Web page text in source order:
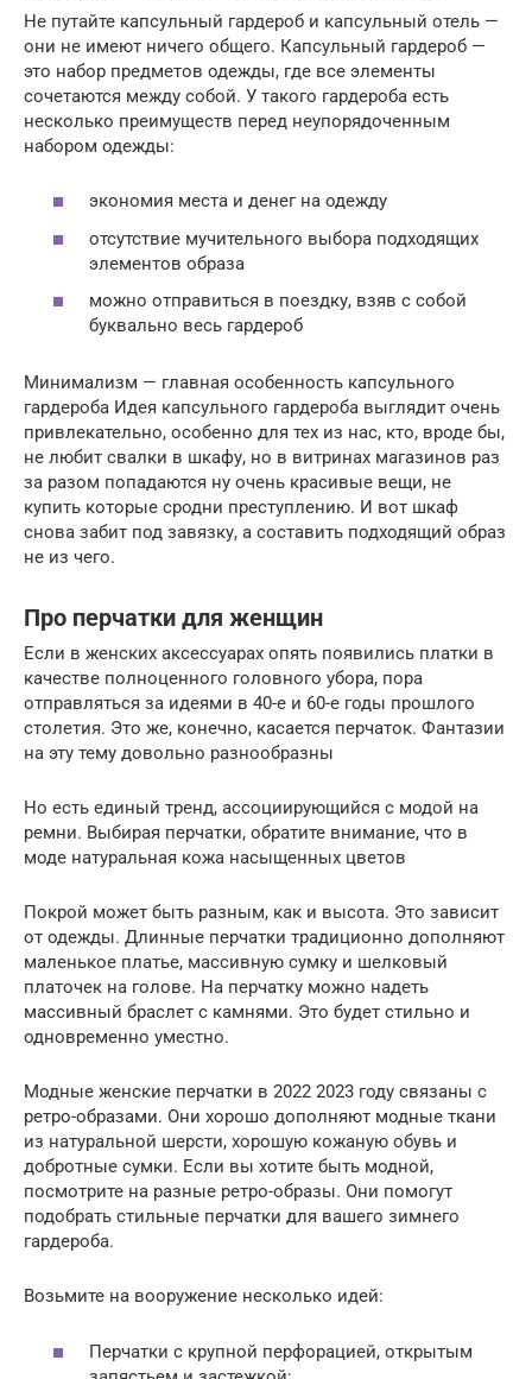
Не путайте капсульный гардероб и капсульный отель —
они не имеют ничего общего. Капсульный гардероб —
это набор предметов одежды, где все элементы
сочетаются между собой. У такого гардероба есть
несколько преимуществ перед неупорядоченным
набором одежды:
экономия места и денег на одежду
отсутствие мучительного выбора подходящих
элементов образа
можно отправиться в поездку, взяв с собой
буквально весь гардероб
Минимализм — главная особенность капсульного
гардероба Идея капсульного гардероба выглядит очень
привлекательно, особенно для тех из нас, кто, вроде бы,
не любит свалки в шкафу, но в витринах магазинов раз
за разом попадаются ну очень красивые вещи, не
купить которые сродни преступлению. И вот шкаф
снова забит под завязку, а составить подходящий образ
не из чего.
Про перчатки для женщин
Если в женских аксессуарах опять появились платки в
качестве полноценного головного убора, пора
отправляться за идеями в 40-е и 60-е годы прошлого
столетия. Это же, конечно, касается перчаток. Фантазии
на эту тему довольно разнообразны
Но есть единый тренд, ассоциирующийся с модой на
ремни. Выбирая перчатки, обратите внимание, что в
моде натуральная кожа насыщенных цветов
Покрой может быть разным, как и высота. Это зависит
от одежды. Длинные перчатки традиционно дополняют
маленькое платье, массивную сумку и шелковый
платочек на голове. На перчатку можно надеть
массивный браслет с камнями. Это будет стильно и
одновременно уместно.
Модные женские перчатки в 2022 2023 году связаны с
ретро-образами. Они хорошо дополняют модные ткани
из натуральной шерсти, хорошую кожаную обувь и
добротные сумки. Если вы хотите быть модной,
посмотрите на разные ретро-образы. Они помогут
подобрать стильные перчатки для вашего зимнего
гардероба.
Возьмите на вооружение несколько идей:
Перчатки с крупной перфорацией, открытым